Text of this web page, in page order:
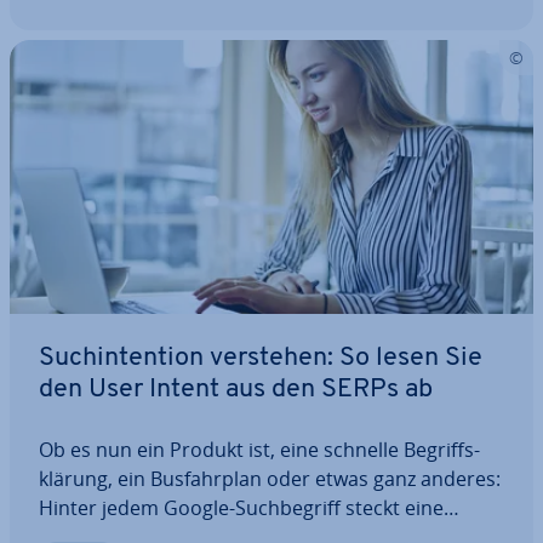
Such­in­ten­ti­on verstehen: So lesen Sie
den User Intent aus den SERPs ab
Ob es nun ein Produkt ist, eine schnelle Be­griffs­
klä­rung, ein Bus­fahr­plan oder etwas ganz anderes:
Hinter jedem Google-Such­be­griff steckt eine